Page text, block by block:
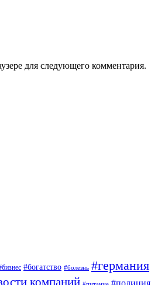
для следующего комментария.
#богатство #болезнь #германия
компаний #полиция